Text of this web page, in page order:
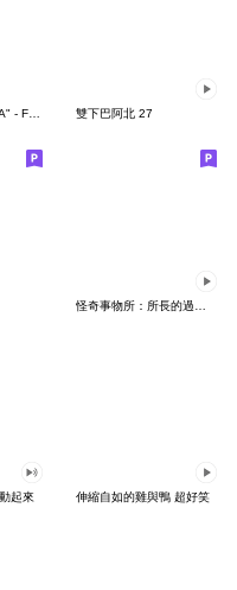
"GOKIGEN PANDA" - Feeling / global 雙下巴阿北 27
起來 伸縮自如的雞與鴨 超好笑